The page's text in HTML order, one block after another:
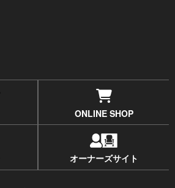
ONLINE SHOP
オーナーズサイト